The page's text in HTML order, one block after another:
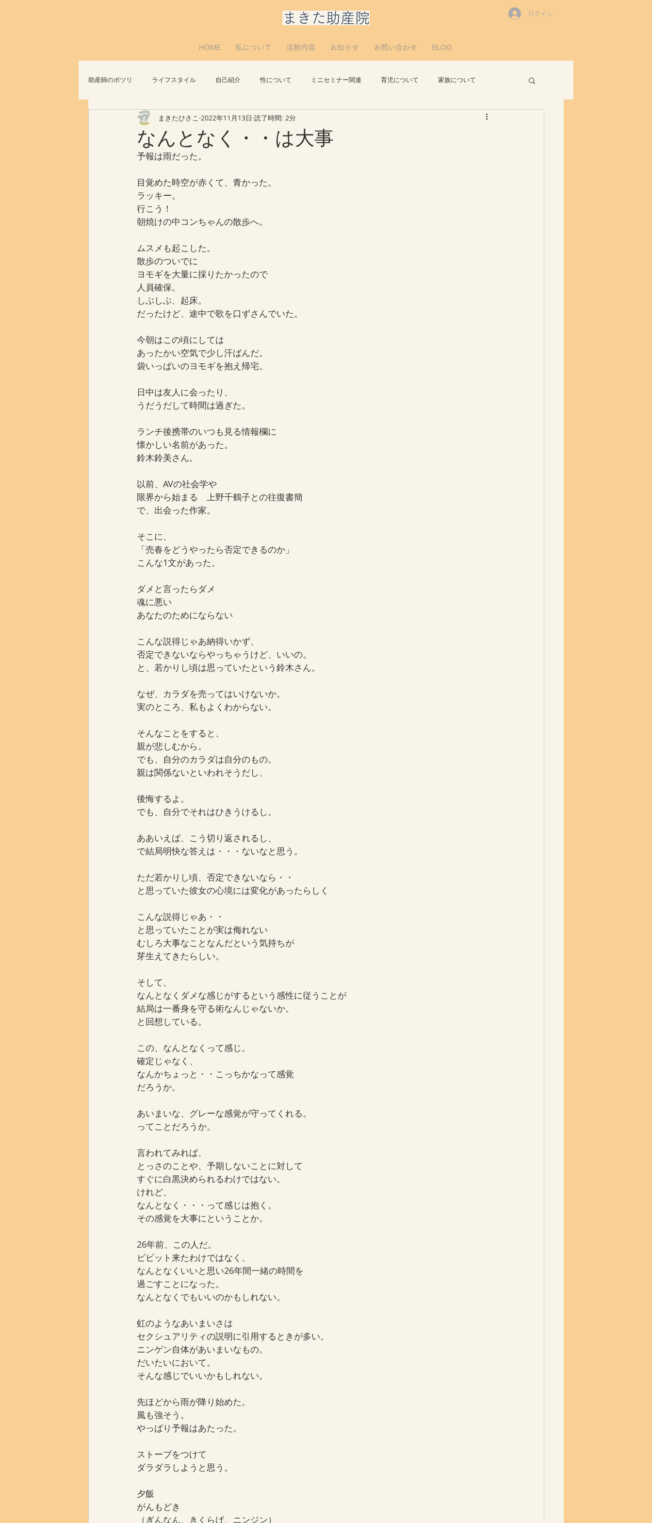
​まきた助産院 ログイン
HOME 私について 活動内容 お知らせ お問い合わせ BLOG
助産師のポツリ ライフスタイル 自己紹介 性について ミニセミナー関連 育児について 家族について
おっぱいについて 思い出 講義について
なんとなく・・は大事
まきたひさこ 2022年11月13日 読了時間: 2分
予報は雨だった。
目覚めた時空が赤くて、青かった。
ラッキー。
行こう！
朝焼けの中コンちゃんの散歩へ。
ムスメも起こした。
散歩のついでに
ヨモギを大量に採りたかったので
人員確保。
しぶしぶ、起床。
だったけど、途中で歌を口ずさんでいた。
今朝はこの頃にしては
あったかい空気で少し汗ばんだ。
袋いっぱいのヨモギを抱え帰宅。
日中は友人に会ったり、
うだうだして時間は過ぎた。
ランチ後携帯のいつも見る情報欄に
懐かしい名前があった。
鈴木鈴美さん。
以前、AVの社会学や
限界から始まる　上野千鶴子との往復書簡
で、出会った作家。
そこに、
「売春をどうやったら否定できるのか」
こんな1文があった。
ダメと言ったらダメ
魂に悪い
あなたのためにならない
こんな説得じゃあ納得いかず、
否定できないならやっちゃうけど、いいの。
と、若かりし頃は思っていたという鈴木さん。
なぜ、カラダを売ってはいけないか。
実のところ、私もよくわからない。
そんなことをすると、
親が悲しむから。
でも、自分のカラダは自分のもの。
親は関係ないといわれそうだし、
後悔するよ。
でも、自分でそれはひきうけるし。
ああいえば、こう切り返されるし、
で結局明快な答えは・・・ないなと思う。
ただ若かりし頃、否定できないなら・・
と思っていた彼女の心境には変化があったらしく
こんな説得じゃあ・・
と思っていたことが実は侮れない
むしろ大事なことなんだという気持ちが
芽生えてきたらしい。
そして、
なんとなくダメな感じがするという感性に従うことが
結局は一番身を守る術なんじゃないか。
と回想している。
この、なんとなくって感じ。
確定じゃなく、
なんかちょっと・・こっちかなって感覚
だろうか。
あいまいな、グレーな感覚が守ってくれる。
ってことだろうか。
言われてみれば、
とっさのことや、予期しないことに対して
すぐに白黒決められるわけではない。
けれど、
なんとなく・・・って感じは抱く。
その感覚を大事にということか。
26年前、この人だ。
ビビット来たわけではなく、
なんとなくいいと思い26年間一緒の時間を
過ごすことになった。
なんとなくでもいいのかもしれない。
虹のようなあいまいさは
セクシュアリティの説明に引用するときが多い。
ニンゲン自体があいまいなもの。
だいたいにおいて。
そんな感じでいいかもしれない。
先ほどから雨が降り始めた。
風も強そう。
やっぱり予報はあたった。
ストーブをつけて
ダラダラしようと思う。
夕飯
がんもどき
（ぎんなん、きくらげ、ニンジン）